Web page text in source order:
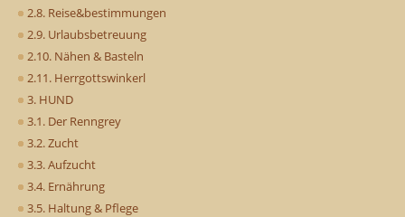
2.8. Reise&bestimmungen
2.9. Urlaubsbetreuung
2.10. Nähen & Basteln
2.11. Herrgottswinkerl
3. HUND
3.1. Der Renngrey
3.2. Zucht
3.3. Aufzucht
3.4. Ernährung
3.5. Haltung & Pflege